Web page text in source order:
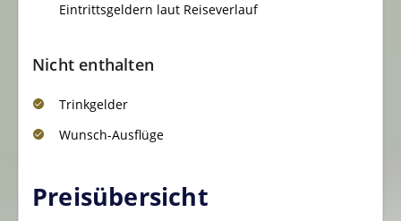
Eintrittsgeldern laut Reiseverlauf
Nicht enthalten
Trinkgelder
Wunsch-Ausflüge
Preisübersicht